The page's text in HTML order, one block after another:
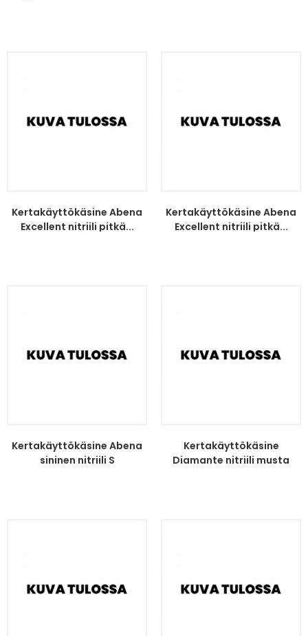
Kertakäyttökäsine Abena
Excellent nitriili pitkä...
Kertakäyttökäsine Abena
Excellent nitriili pitkä...
Kertakäyttökäsine Abena
sininen nitriili S
Kertakäyttökäsine
Diamante nitriili musta